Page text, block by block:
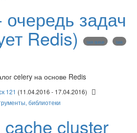
задач
Redis) task queue task
celery на основе Redis
121 (11.04.2016 - 17.04.2016)
библиотеки
cluster